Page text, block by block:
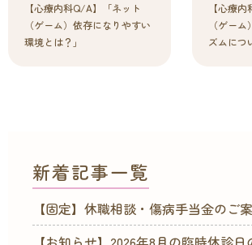
【心療内科Q/A】「ネット
（ゲーム）依存になりやすい
環境とは？」
【心療
（ゲー
ズムにつ
新着記事一覧
【固定】休職相談・傷病手当金のご